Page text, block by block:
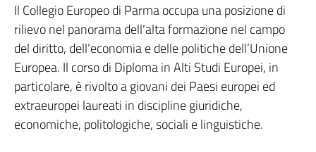
Il Collegio Europeo di Parma occupa una posizione di
rilievo nel panorama dell’alta formazione nel campo
del diritto, dell’economia e delle politiche dell’Unione
Europea. Il corso di Diploma in Alti Studi Europei, in
particolare, è rivolto a giovani dei Paesi europei ed
extraeuropei laureati in discipline giuridiche,
economiche, politologiche, sociali e linguistiche.